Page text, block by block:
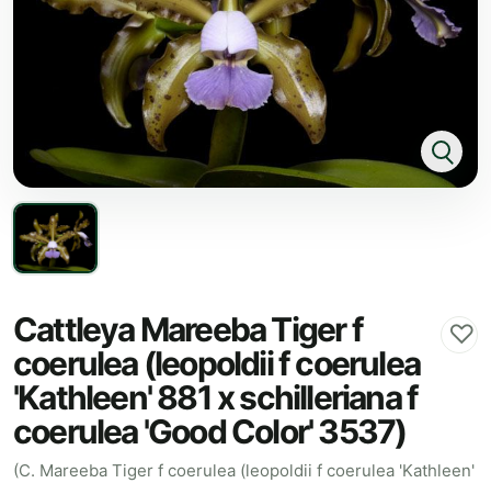
Cattleya Mareeba Tiger f
coerulea (leopoldii f coerulea
'Kathleen' 881 x schilleriana f
coerulea 'Good Color' 3537)
♡
(C. Mareeba Tiger f coerulea (leopoldii f coerulea 'Kathleen'